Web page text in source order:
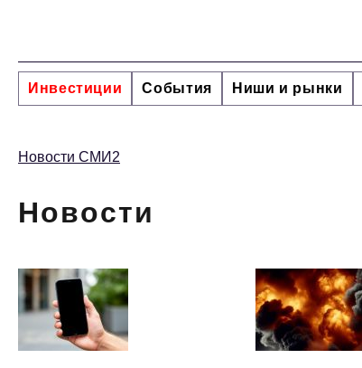
Инвестиции События Ниши и рынки
Новости СМИ2
Новости